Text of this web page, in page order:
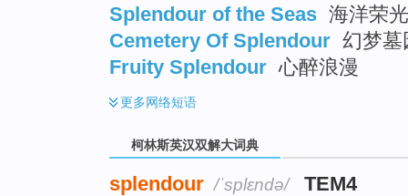
Splendour of the Seas 海洋荣
Cemetery Of Splendour 幻梦墓
Fruity Splendour 心醉浪漫
更多网络短语
柯林斯英汉双解大词典
splendour /ˈsplɛndə/
TEM4